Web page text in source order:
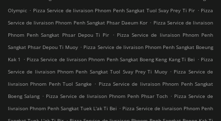
Olympic . Pizza Service de livraison Phnom Penh Sangkat Tuol Svay Prey Ti Pir . Pizza
Service de livraison Phnom Penh Sangkat Phsar Daeum Kor . Pizza Service de livraison
Phnom Penh Sangkat Phsar Depou Ti Pir
. Pizza Service de livraison Phnom Penh
Sangkat Phsar Depou Ti Muoy . Pizza Service de livraison Phnom Penh Sangkat Boeung
Kak 1
. Pizza Service de livraison Phnom Penh Sangkat Boeng Keng Kang Ti Bei . Pizza
Service de livraison Phnom Penh Sangkat Tuol Svay Prey Ti Muoy . Pizza Service de
livraison Phnom Penh Tuol Sangke . Pizza Service de livraison Phnom Penh Sangkat
Boeng Salang . Pizza Service de livraison Phnom Penh Phsar Toch . Pizza Service de
livraison Phnom Penh Sangkat Tuek L'ak Ti Bei . Pizza Service de livraison Phnom Penh
.